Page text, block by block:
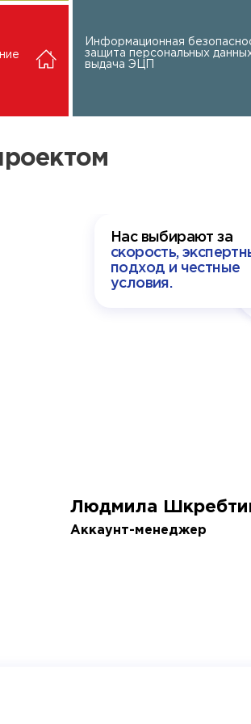
Информационная
защита персональных
выдача ЭЦП
Нас выбирают за
скорость,
подход и честные
условия.
Людмила
Аккаунт-менеджер